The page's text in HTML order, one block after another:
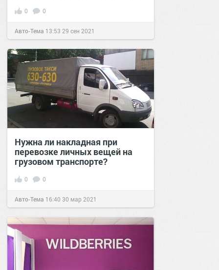
0 0
Авто-Тема 13:53 29 сен 2021
Нужна ли накладная при
перевозке личных вещей на
грузовом транспорте?
0 0
Авто-Тема 16:40 30 мар 2021